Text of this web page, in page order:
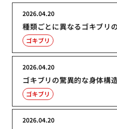
種類ごとに異なるゴキブリ
2026.04.20
ゴキブリ
ゴキブリの驚異的な身体構
2026.04.20
ゴキブリ
2026.04.20